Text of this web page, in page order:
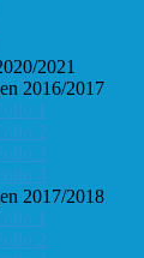
2021
2016/2017
1
2
3
4
2017/2018
1
2